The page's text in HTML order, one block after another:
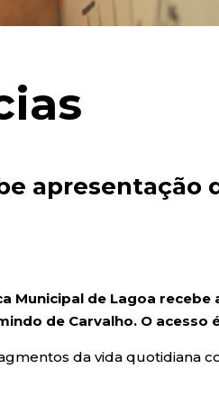
apresentação
Municipal de Lagoa
de Carvalho. O acesso
da vida quotidiana